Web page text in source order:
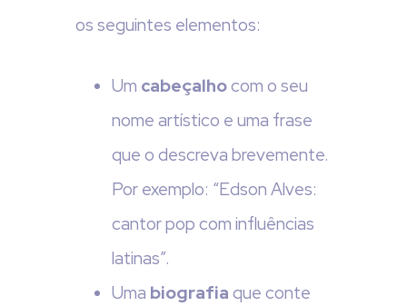
os seguintes elementos:
Um cabeçalhocom o seu
nome artístico e uma frase
que o descreva brevemente.
Por exemplo: “Edson Alves:
cantor pop com influências
latinas”.
Uma biografia que conte